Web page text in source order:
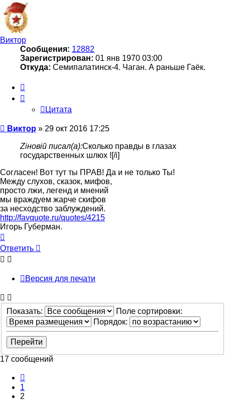
началу
Виктор
Сообщения: 12882
Зарегистрирован: 01 янв 1970 03:00
Откуда: Семипалатинск-4. Чаган. А раньше Гаёк.
Цитата
Сообщение
Виктор » 29 окт 2016 17:25
Zіновій писал(а):Сколько правды в глазах
государственных шлюх ![/i]
Согласен! Вот тут ты ПРАВ! Да и не только Ты!
Между слухов, сказок, мифов,
просто лжи, легенд и мнений
мы враждуем жарче скифов
за несходство заблуждений.
http://favquote.ru/quotes/4215
Игорь Губерман.
к
началу
Ответить
Версия для печати
Показать:
Поле сортировки:
Порядок:
17 сообщений
1
2